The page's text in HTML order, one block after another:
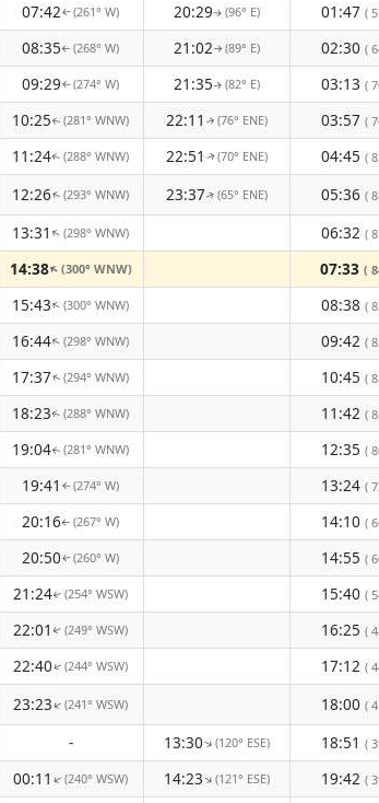
07:42↑(261° W) 20:29↑(96° E) 01:47 (
08:35↑(268° W) 21:02↑(89° E) 02:30 (
09:29↑(274° W) 21:35↑(82° E) 03:13 (
10:25↑(281° WNW) 22:11 ↑(76° ENE) 03:57 (
11:24↑(288° WNW) 22:51 ↑(70° ENE) 04:45 (
12:26↑(293° WNW) 23:37↑(65° ENE) 05:36 (
13:31 ↑(298° WNW) 06:32 (
14:38↑(300° WNW) 07:33 (
15:43↑(300° WNW) 08:38 (
16:44↑(298° WNW) 09:42 (
17:37↑(294° WNW) 10:45 (
18:23↑(288° WNW) 11:42 (
19:04↑(281° WNW) 12:35 (
19:41 ↑(274° W) 13:24 (
20:16↑(267° W) 14:10 (
20:50↑(260° W) 14:55 (
21:24↑(254° WSW) 15:40 (
22:01 ↑(249° WSW) 16:25 (
22:40↑(244° WSW) 17:12 (
23:23↑(241° WSW) 18:00 (
- 13:30↑(120° ESE) 18:51 (
00:11↑(240° WSW) 14:23↑(121° ESE) 19:42 (